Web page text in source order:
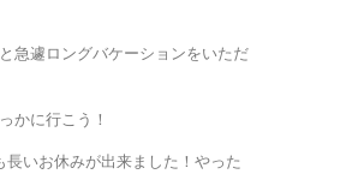
急遽ロングバケーションをいただ
かに行こう！
長いお休みが出来ました！やった